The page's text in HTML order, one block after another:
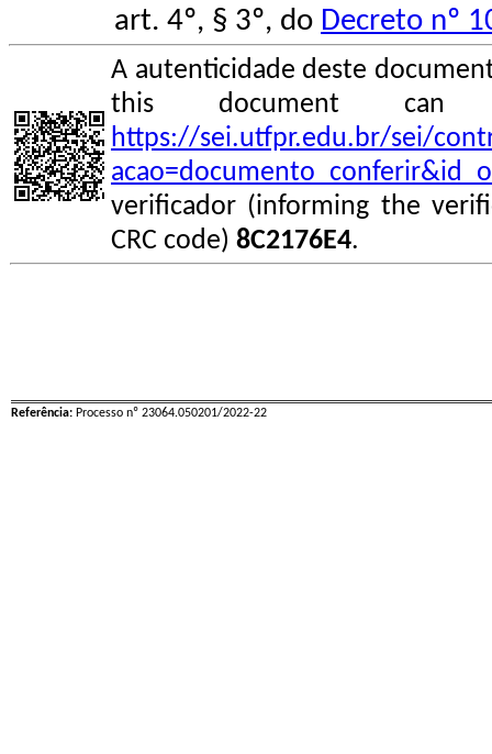
art. 4º, § 3º, do Decreto nº
A autenticidade deste
this document
https://sei.utfpr.edu.br/sei/
verificador (informing the
CRC code) 8C2176E4.
Referência: Processo nº 23064.050201/2022-22